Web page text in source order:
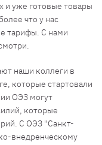
и уже готовые товары
что у нас
тарифы. С нами
наши коллеги в
которые стартовали
ОЭЗ могут
которые
С ОЭЗ "Санкт-
внедренческому